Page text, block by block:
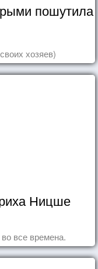
пошутила
хозяев)
Ницше
все времена.